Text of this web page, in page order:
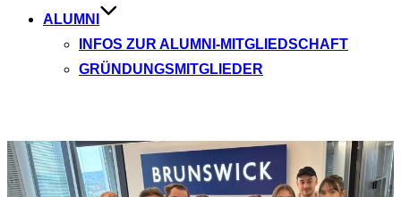
ALUMNI
INFOS ZUR ALUMNI-MITGLIEDSCHAFT
GRÜNDUNGSMITGLIEDER